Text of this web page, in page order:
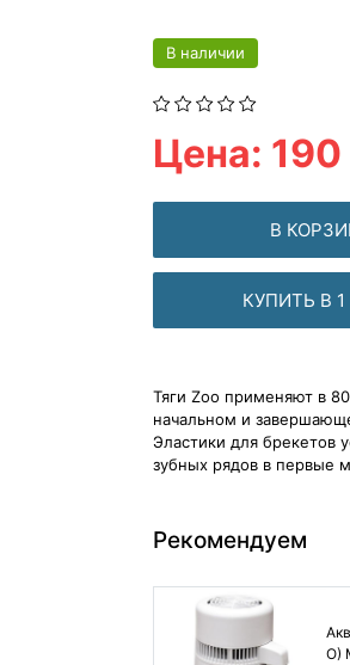
В наличии
Цена: 190
В
КУПИТЬ В
Тяги Zoo применяют в
начальном и
Эластики для брекетов
зубных рядов в первые
Рекомендуем
O)